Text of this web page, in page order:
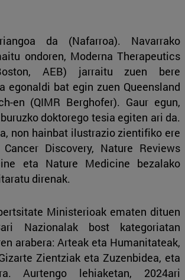
da (Nafarroa). Navarrako
ondoren, Moderna Therapeutics
AEB) jarraitu zuen bere
egonaldi bat egin zuen Queensland
en (QIMR Berghofer). Gaur egun,
doktorego tesia egiten ari da.
non hainbat ilustrazio zientifiko ere
Discovery, Nature Reviews
eta Nature Medicine bezalako
direnak.
Ministerioak ematen dituen
Nazionalak bost kategoriatan
arabera: Arteak eta Humanitateak,
Zientziak eta Zuzenbidea, eta
Aurtengo lehiaketan, 2024ari